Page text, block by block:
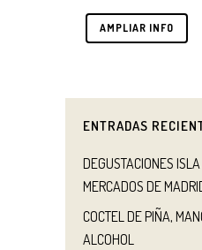
AMPLIAR INFO
ENTRADAS
DEGUSTACIONES
MERCADOS DE
COCTEL DE PIÑA,
ALCOHOL